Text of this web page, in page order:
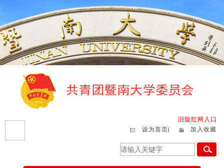
旧版红网入口
设为首页
加入收藏